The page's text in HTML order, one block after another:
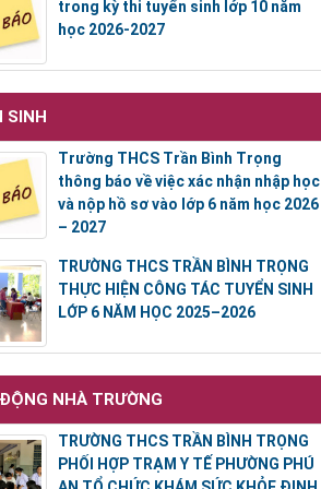
trong kỳ thi tuyển sinh lớp 10 năm
học 2026-2027
SINH
Trường THCS Trần Bình Trọng
thông báo về việc xác nhận nhập học
và nộp hồ sơ vào lớp 6 năm học 2026
– 2027
TRƯỜNG THCS TRẦN BÌNH TRỌNG
THỰC HIỆN CÔNG TÁC TUYỂN SINH
LỚP 6 NĂM HỌC 2025–2026
NHÀ TRƯỜNG
TRƯỜNG THCS TRẦN BÌNH TRỌNG
PHỐI HỢP TRẠM Y TẾ PHƯỜNG PHÚ